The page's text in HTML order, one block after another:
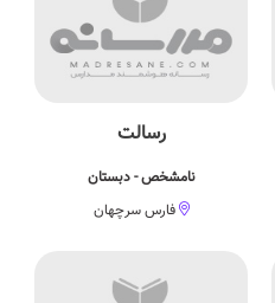
رسالت
نامشخص - دبستان
فارس سرچهان